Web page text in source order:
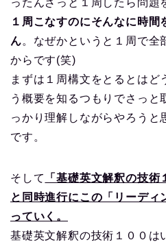
１周こなすのにそんなに時間
ん。なぜかというと１周で全
からです(笑)
まずは１周構文をとるとはど
う概要を知るつもりでさっと
っかり理解しながらやろうと
です。
そして
「基礎英文解釈の技
と同時進行にこの「リーディ
っていく。
基礎英文解釈の技術１００は